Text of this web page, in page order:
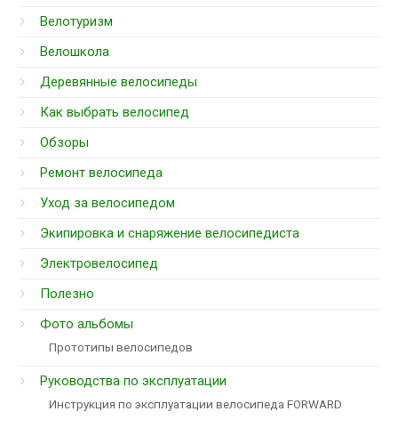
Велотуризм
Велошкола
Деревянные велосипеды
Как выбрать велосипед
Обзоры
Ремонт велосипеда
Уход за велосипедом
Экипировка и снаряжение велосипедиста
Электровелосипед
Полезно
Фото альбомы
Прототипы велосипедов
Руководства по эксплуатации
Инструкция по эксплуатации велосипеда FORWARD